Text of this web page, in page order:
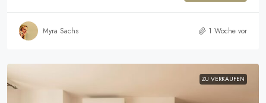
Myra Sachs 1 Woche vor
ZU VERKAUFEN